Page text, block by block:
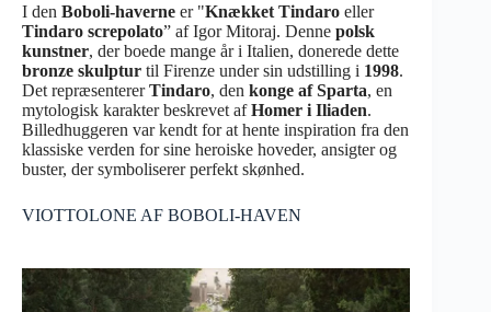
I den Boboli-haverne er "Knækket Tindaro eller
Tindaro screpolato” af Igor Mitoraj. Denne polsk
kunstner, der boede mange år i Italien, donerede dette
bronze skulptur til Firenze under sin udstilling i 1998.
Det repræsentererTindaro, den konge af Sparta, en
mytologisk karakter beskrevet afHomer i Iliaden.
Billedhuggeren var kendt for at hente inspiration fra den
klassiske verden for sine heroiske hoveder, ansigter og
buster, der symboliserer perfekt skønhed.
VIOTTOLONE AF BOBOLI-HAVEN